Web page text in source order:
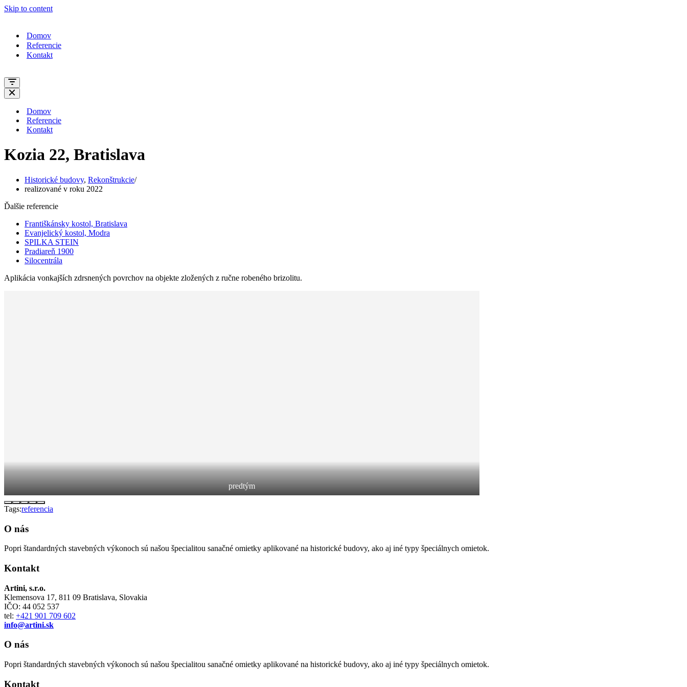
Skip to content
Domov
Referencie
Kontakt
Navigation
Menu
Navigation
MenuDomov
Referencie
Kontakt
Kozia 22, Bratislava
Historické budovy, Rekonštrukcie
realizované v roku 2022
Ďalšie referencie
Františkánsky kostol, Bratislava
Evanjelický kostol, Modra
SPILKA STEIN
Pradiareň 1900
Silocentrála
Aplikácia vonkajších zdrsnených povrchov na objekte zložených z ručne robeného brizolitu.
predtým
Tags:referencia
O nás
Popri štandardných stavebných výkonoch sú našou špecialitou sanačné omietky aplikované na historické budovy, ako aj iné typy špeciálnych omietok.
Kontakt
Artini, s.r.o.
Klemensova 17, 811 09 Bratislava, Slovakia
IČO: 44 052 537
tel: +421 901 709 602
info@artini.sk
O nás
Popri štandardných stavebných výkonoch sú našou špecialitou sanačné omietky aplikované na historické budovy, ako aj iné typy špeciálnych omietok.
Kontakt